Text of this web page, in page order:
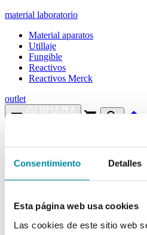
Consentimiento Detalles
Esta página web usa cookies
Las cookies de este sitio web
material laboratorio
Material aparatos
Utillaje
Fungible
Reactivos
Reactivos Merck
outlet
menu shopping_cart search home
Actualmente se encuentra en:
arrow_back Ficha de producto